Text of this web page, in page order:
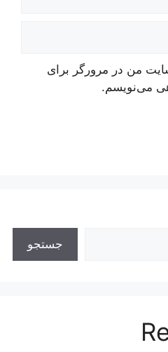
من در مرورگر برای
می‌نویسم.
جستجو